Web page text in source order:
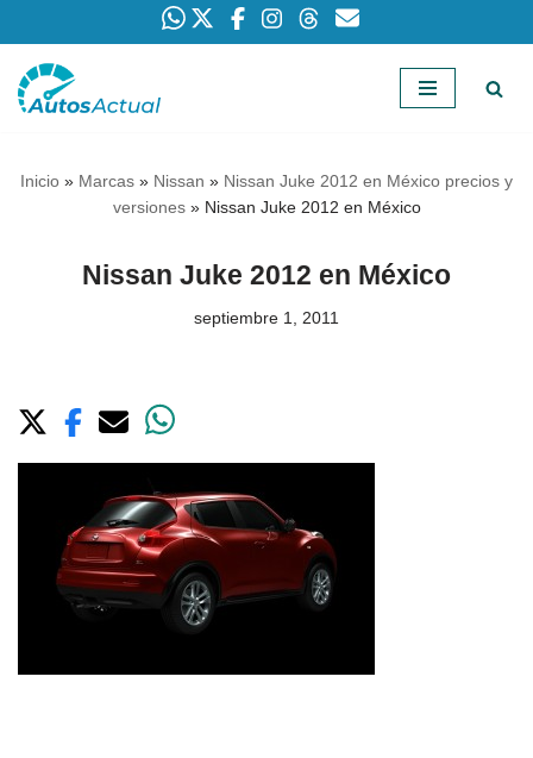
Saltar
Inicio » Marcas » Nissan » Nissan Juke 2012 en México precios y
versiones» Nissan Juke 2012 en México
Nissan Juke 2012 en México
septiembre 1, 2011